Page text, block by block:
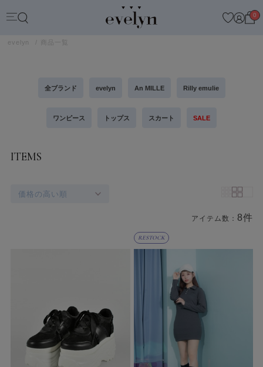
0
evelyn 商品一覧
全ブランド evelyn An MILLE Rilly emulie
ワンピース トップス スカート SALE
ITEMS
価格の高い順
アイテム数：8件
RESTOCK